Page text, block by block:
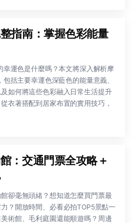
指南：掌握色彩能量
運色是什麼嗎？本文將深入解析摩
括主要幸運色深藍色的能量意義、
如何將這些色彩融入日常生活提升
衣著搭配到居家布置的實用技巧，
：交通門票全攻略＋
卻毫無頭緒？想知道怎麼買門票最
？開放時間、必看必拍TOP5景點一
術館、毛利庭園還能順遊嗎？周邊